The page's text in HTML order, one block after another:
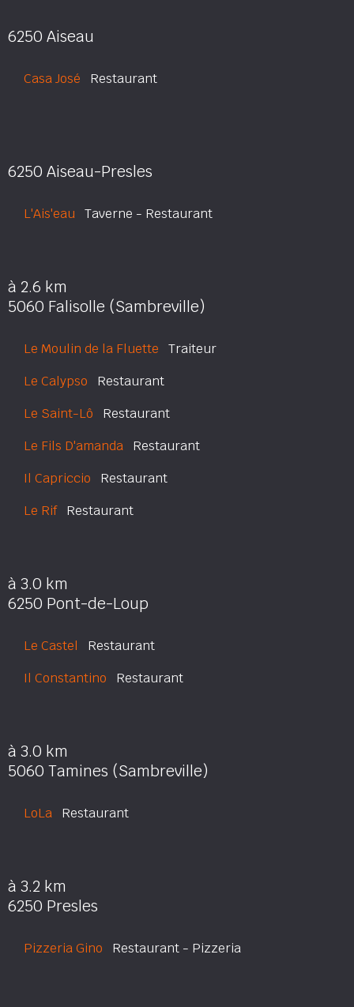
6250 Aiseau
Casa José Restaurant
6250 Aiseau-Presles
L'Ais'eau Taverne - Restaurant
à 2.6 km
5060 Falisolle (Sambreville)
Le Moulin de la Fluette Traiteur
Le Calypso Restaurant
Le Saint-Lô Restaurant
Le Fils D'amanda Restaurant
Il Capriccio Restaurant
Le RifRestaurant
à 3.0 km
6250 Pont-de-Loup
Le Castel Restaurant
Il Constantino Restaurant
à 3.0 km
5060 Tamines (Sambreville)
LoLa Restaurant
à 3.2 km
6250 Presles
Pizzeria Gino Restaurant - Pizzeria